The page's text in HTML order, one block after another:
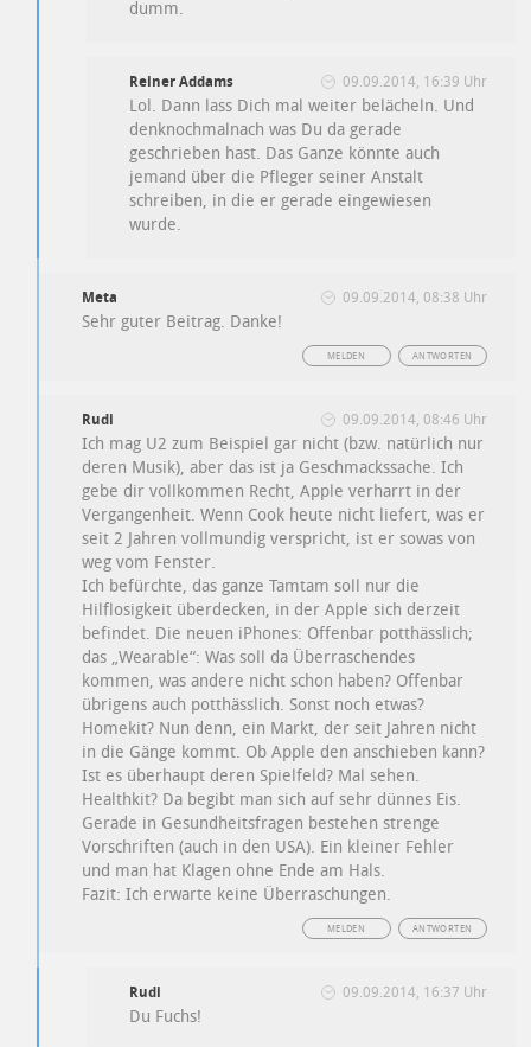
dumm.
Reiner Addams 09.09.2014, 16:39 Uhr
Lol. Dann lass Dich mal weiter belächeln. Und
denknochmalnach was Du da gerade
geschrieben hast. Das Ganze könnte auch
jemand über die Pfleger seiner Anstalt
schreiben, in die er gerade eingewiesen
wurde.
Meta 09.09.2014, 08:38 Uhr
Sehr guter Beitrag. Danke!
ANTWORTEN
MELDEN
Rudi 09.09.2014, 08:46 Uhr
Ich mag U2 zum Beispiel gar nicht (bzw. natürlich nur
deren Musik), aber das ist ja Geschmackssache. Ich
gebe dir vollkommen Recht, Apple verharrt in der
Vergangenheit. Wenn Cook heute nicht liefert, was er
seit 2 Jahren vollmundig verspricht, ist er sowas von
weg vom Fenster.
Ich befürchte, das ganze Tamtam soll nur die
Hilflosigkeit überdecken, in der Apple sich derzeit
befindet. Die neuen iPhones: Offenbar potthässlich;
das „Wearable“: Was soll da Überraschendes
kommen, was andere nicht schon haben? Offenbar
übrigens auch potthässlich. Sonst noch etwas?
Homekit? Nun denn, ein Markt, der seit Jahren nicht
in die Gänge kommt. Ob Apple den anschieben kann?
Ist es überhaupt deren Spielfeld? Mal sehen.
Healthkit? Da begibt man sich auf sehr dünnes Eis.
Gerade in Gesundheitsfragen bestehen strenge
Vorschriften (auch in den USA). Ein kleiner Fehler
und man hat Klagen ohne Ende am Hals.
Fazit: Ich erwarte keine Überraschungen.
ANTWORTEN
MELDEN
Rudi 09.09.2014, 16:37 Uhr
Du Fuchs!